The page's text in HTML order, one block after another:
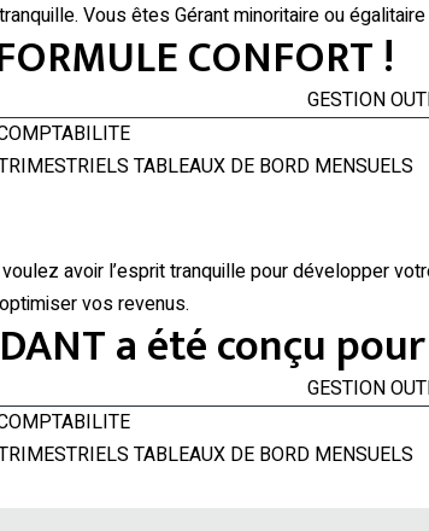
Vous êtes Gérant minoritaire ou
CONFORT !
GESTION OUTILS
TABLEAUX DE BORD MENSUELS
avoir l’esprit tranquille pour développer
vos revenus.
a été conçu
GESTION OUTILS
TABLEAUX DE BORD MENSUELS